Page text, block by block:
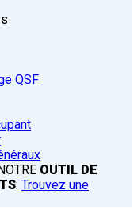
QSF
OUTIL DE
: Trouvez une